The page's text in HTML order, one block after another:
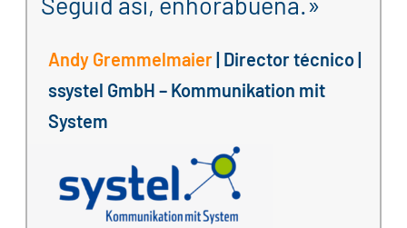
Andy Gremmelmaier| Director técnico |
ssystel GmbH – Kommunikation mit
System